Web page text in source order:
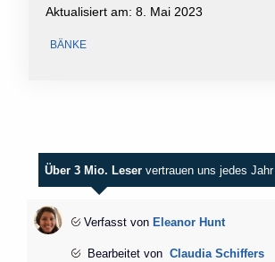
Aktualisiert am: 8. Mai 2023
BÄNKE
Über 3 Mio. Leser vertrauen uns jedes Jahr
Verfasst von Eleanor Hunt
Bearbeitet von Claudia Schiffers